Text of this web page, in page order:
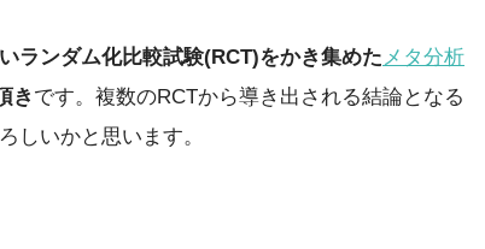
ランダム化比較試験(RCT)をかき集めたメタ分析
き です。複数のRCTから導き出される結論となる
しいかと思います。